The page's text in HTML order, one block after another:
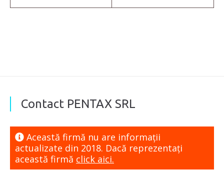
Contact PENTAX SRL
Această firmă nu are informaţii
actualizate din 2018. Dacă reprezentaţi
această firmă click aici.